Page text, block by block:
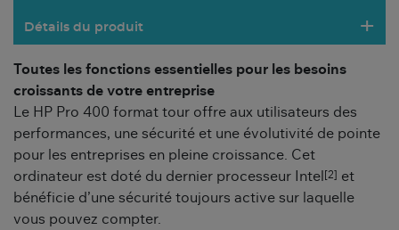
Détails du produit
Toutes les fonctions essentielles pour les besoins
croissants de votre entreprise
Le HP Pro 400 format tour offre aux utilisateurs des
performances, une sécurité et une évolutivité de pointe
pour les entreprises en pleine croissance. Cet
ordinateur est doté du dernier processeur Intel [2] et
bénéficie d’une sécurité toujours active sur laquelle
vous pouvez compter.